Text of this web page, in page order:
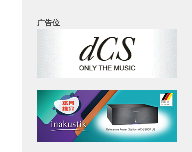
广告位